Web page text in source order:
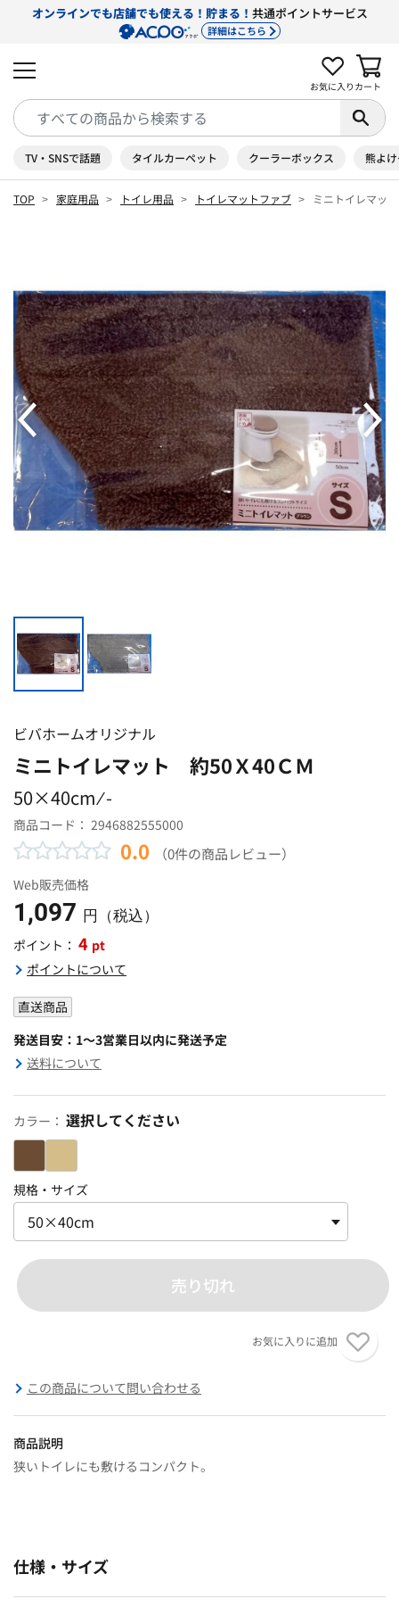
オンラインでも店舗でも使える！貯まる！ 共通ポイントサービス
詳細はこちら
お気に入り カート
TV・SNSで話題 タイルカーペット クーラーボックス 熊よ
TOP 家庭用品 トイレ用品 トイレマットファブ ミニトイレマッ
ビバホームオリジナル
ミニトイレマット 約50Ｘ40ＣＭ
50×40cm ⁄ -
商品コード： 2946882555000
0.0 （0件の商品レビュー）
Web販売価格
1,097 円（税込）
ポイント： 4 pt
ポイントについて
直送商品
発送目安：1～3営業日以内に発送予定
送料について
カラー： 選択してください
規格・サイズ
売り切れ
お気に入りに追加
この商品について問い合わせる
商品説明
狭いトイレにも敷けるコンパクト。
仕様・サイズ